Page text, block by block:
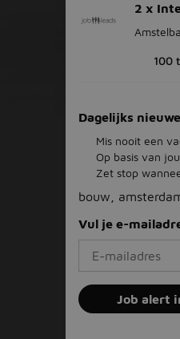
2 x
100
Dagelijks
Mis nooit een
Op basis van
Zet stop
bouw,
Vul je e-
Job alert